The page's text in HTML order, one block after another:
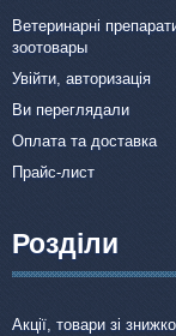
Ветеринарні
зоотовары
Увійти, авторизація
Ви переглядали
Оплата та доставка
Прайс-лист
Розділи
Акції, товари зі